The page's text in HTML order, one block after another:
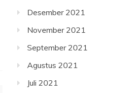
Desember 2021
November 2021
September 2021
Agustus 2021
Juli 2021